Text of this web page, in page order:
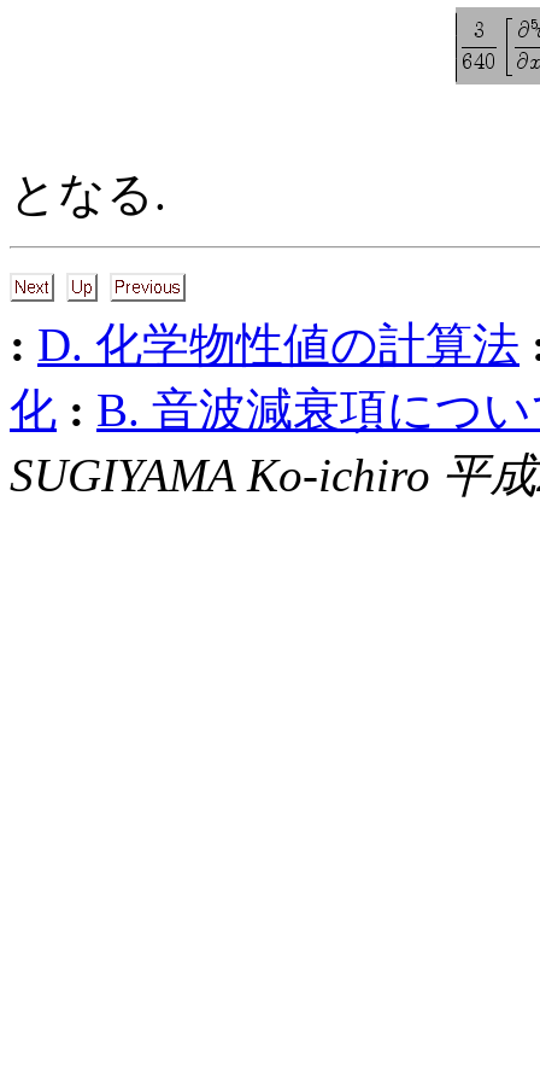
となる.
: D. 化学物性値の計算法
化 : B. 音波減衰項につ
SUGIYAMA Ko-ichiro 平